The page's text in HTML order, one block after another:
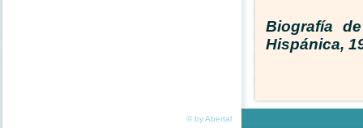
Biografía
Hispánica,
© by Abertal